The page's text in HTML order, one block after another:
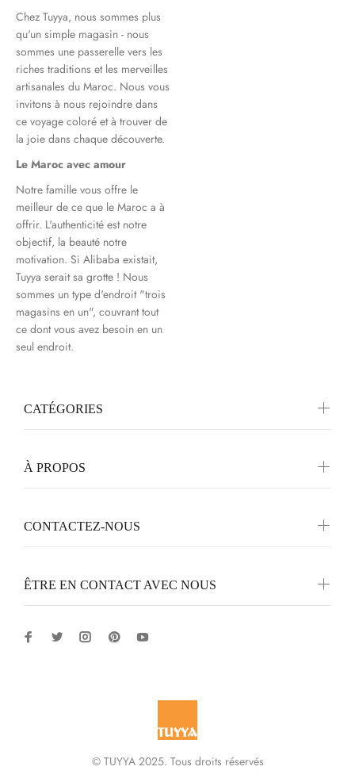
Chez Tuyya, nous sommes plus
qu'un simple magasin - nous
sommes une passerelle vers les
riches traditions et les merveilles
artisanales du Maroc. Nous vous
invitons à nous rejoindre dans
ce voyage coloré et à trouver de
la joie dans chaque découverte.
Le Maroc avec amour
Notre famille vous offre le
meilleur de ce que le Maroc a à
offrir. L'authenticité est notre
objectif, la beauté notre
motivation. Si Alibaba existait,
Tuyya serait sa grotte ! Nous
sommes un type d'endroit "trois
magasins en un", couvrant tout
ce dont vous avez besoin en un
seul endroit.
ÊTRE EN CONTACT AVEC NOUS
CATÉGORIES
À PROPOS
CONTACTEZ-NOUS
© TUYYA 2025. Tous droits réservés